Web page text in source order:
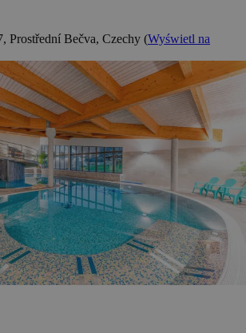
Prostřední Bečva, Czechy (Wyświetl na